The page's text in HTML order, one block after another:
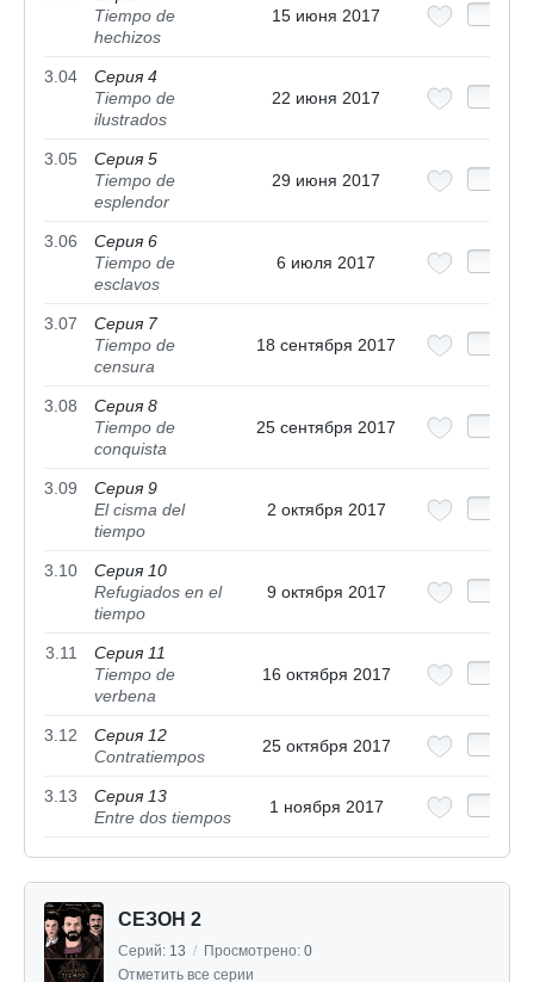
Tiempo de
hechizos
15 июня 2017
3.04
Серия 4
Tiempo de
ilustrados
22 июня 2017
3.05
Серия 5
Tiempo de
esplendor
29 июня 2017
3.06
Серия 6
Tiempo de
esclavos
6 июля 2017
3.07
Серия 7
Tiempo de
censura
18 сентября 2017
3.08
Серия 8
Tiempo de
conquista
25 сентября 2017
3.09
Серия 9
El cisma del
tiempo
2 октября 2017
3.10
Серия 10
Refugiados en el
tiempo
9 октября 2017
3.11
Серия 11
Tiempo de
verbena
16 октября 2017
3.12
Серия 12
Contratiempos
25 октября 2017
3.13
Серия 13
Entre dos tiempos
1 ноября 2017
СЕЗОН 2
Серий: 13 / Просмотрено: 0
Отметить все серии